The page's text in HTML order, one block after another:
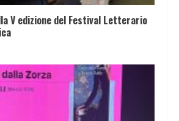
V edizione del Festival Letterario